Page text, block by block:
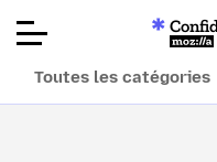
Toutes les catégories